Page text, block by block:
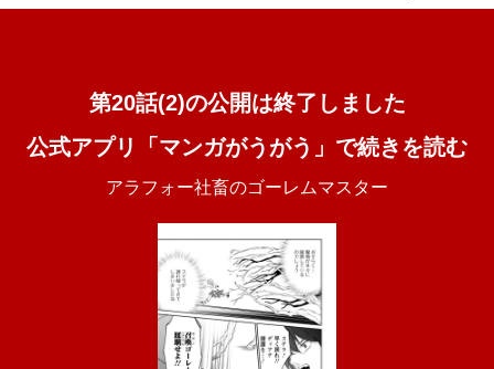
第20話(2)の公開は終了しました
公式アプリ「マンガがうがう」で続きを読む
アラフォー社畜のゴーレムマスター